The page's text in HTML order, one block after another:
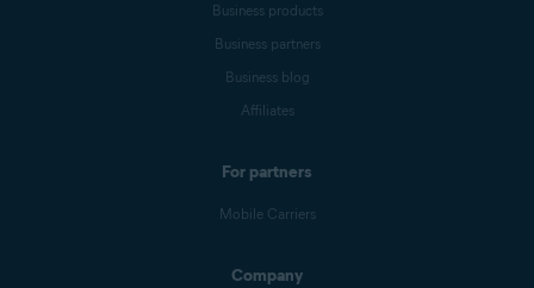
Business products
Business partners
Business blog
Affiliates
For partners
Mobile Carriers
Company